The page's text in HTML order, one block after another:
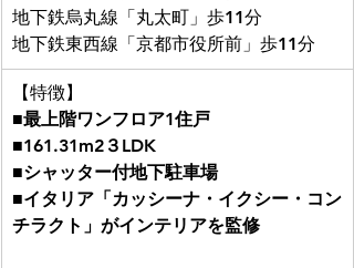
地下鉄烏丸線「丸太町」歩11分
地下鉄東西線「京都市役所前」歩11分
​【特徴】
■最上階ワンフロア1住戸
■161.31m2３LDK
■シャッター付地下駐車場
■イタリア「カッシーナ・イクシー・コン
チラクト」がインテリアを監修